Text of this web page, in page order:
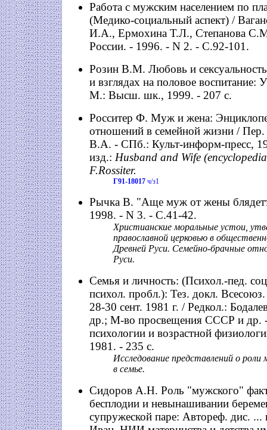
Работа с мужским населением по
(Медико-социальный аспект) /
И.А., Ермохина Т.Л., Степанова
России. - 1996. - N 2. - С.92-101.
Розин В.М. Любовь и сексуальность
и взглядах на половое воспитание:
М.: Высш. шк., 1999. - 207 с.
Росситер Ф. Муж и жена:
отношений в семейной жизни / Пер.
В.А. - СПб.: Культ-информ-пресс,
изд.: Husband and Wife
F.Rossiter.
Г91-18017 ч/з1
Рычка В. "Аще муж от жены
1998. - N 3. - С.41-42.
Христианские моральные устои,
православной церковью в
Древней Руси. Семейно-брачные
Руси.
Семья и личность: (Психол.-пед.
психол. пробл.): Тез. докл.
28-30 сент. 1981 г. / Редкол.:
др.; М-во просвещения СССР и др.
психологии и возрастной
1981. - 235 с.
Исследование представлений о
в семье.
Сидоров А.Н. Роль "мужского"
бесплодии и невынашивании
супружеской паре: Автореф. дис. ...